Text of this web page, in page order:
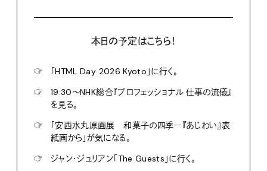
本日の予定はこちら！
☞
「HTML Day 2026 Kyoto」に行く。
☞
19:30〜NHK総合『プロフェッショナル 仕事の流儀』
を見る。
☞
「安西水丸原画展 和菓子の四季―『あじわい』表
紙画から」が気になる。
☞
ジャン・ジュリアン「The Guests」に行く。